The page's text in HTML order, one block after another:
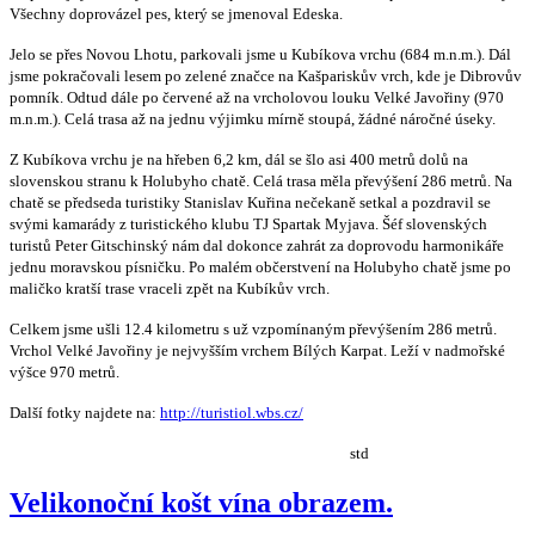
Všechny doprovázel pes, který se jmenoval Edeska.
Jelo se přes Novou Lhotu, parkovali jsme u Kubíkova vrchu (684 m.n.m.). Dál
jsme pokračovali lesem po zelené značce na Kašpariskův vrch, kde je Dibrovův
pomník. Odtud dále po červené až na vrcholovou louku Velké Javořiny (970
m.n.m.). Celá trasa až na jednu výjimku mírně stoupá, žádné náročné úseky.
Z Kubíkova vrchu je na hřeben 6,2 km, dál se šlo asi 400 metrů dolů na
slovenskou stranu k Holubyho chatě. Celá trasa měla převýšení 286 metrů. Na
chatě se předseda turistiky Stanislav Kuřina nečekaně setkal a pozdravil se
svými kamarády z turistického klubu TJ Spartak Myjava. Šéf slovenských
turistů Peter Gitschinský nám dal dokonce zahrát za doprovodu harmonikáře
jednu moravskou písničku. Po malém občerstvení na Holubyho chatě jsme po
maličko kratší trase vraceli zpět na Kubíkův vrch.
Celkem jsme ušli 12.4 kilometru s už vzpomínaným převýšením 286 metrů.
Vrchol Velké Javořiny je nejvyšším vrchem Bílých Karpat. Leží v nadmořské
výšce 970 metrů.
Další fotky najdete na: http://turistiol.wbs.cz/
std
Velikonoční košt vína obrazem.